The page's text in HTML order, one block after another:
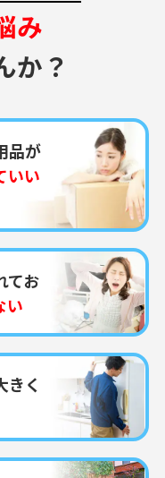
み
か？
品が
いい
てお
い
きく